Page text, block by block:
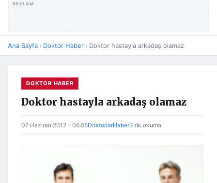
REKLAM
Ana Sayfa › Doktor Haber › Doktor hastayla arkadaş olamaz
DOKTOR HABER
Doktor hastayla arkadaş olamaz
07 Haziran 2012 – 06:55DoktorlarHaber3 dk okuma